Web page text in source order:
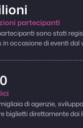
partecipanti
sono stati
in occasione di eventi dal
di agenzie,
biglietti direttamente dai